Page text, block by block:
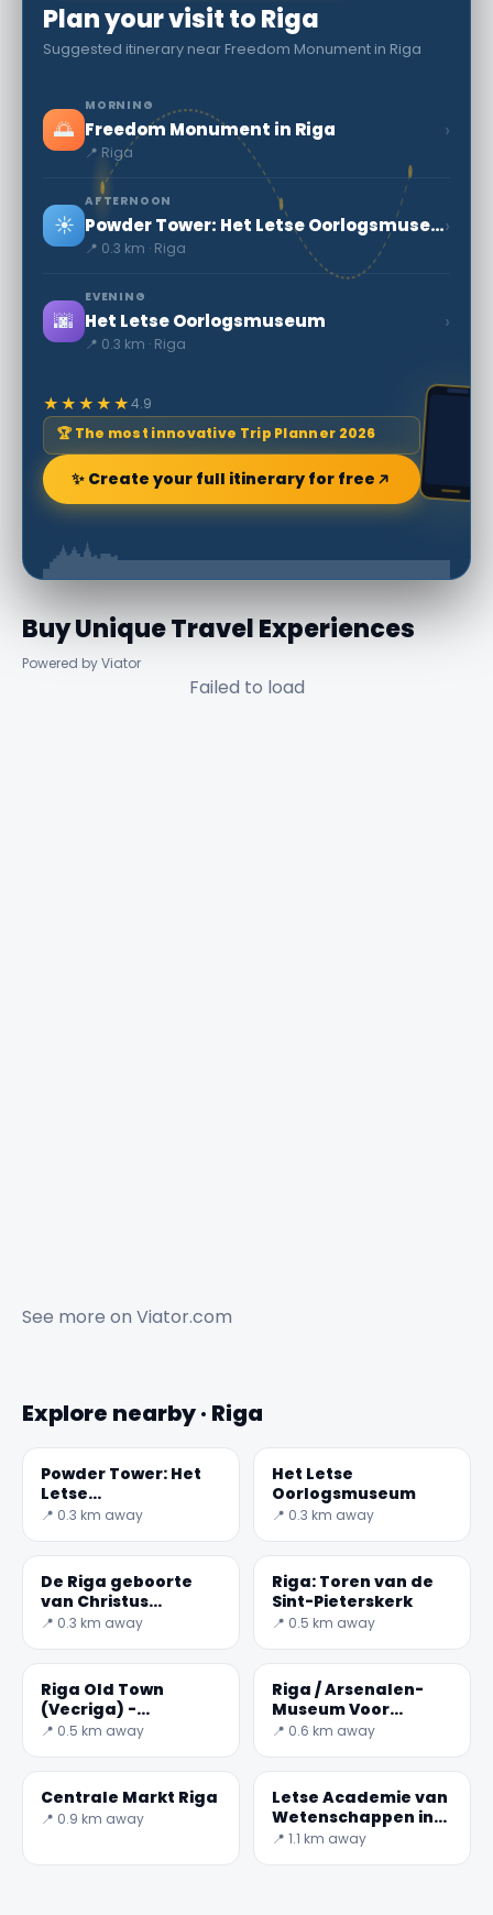
Plan your visit to Riga
Suggested itinerary near Freedom Monument in Riga
🌅
MORNING
Freedom Monument in Riga
📍 Riga
›
☀️
AFTERNOON
Powder Tower: Het Letse Oorlogsmuseum
📍 0.3 km · Riga
›
🌆
EVENING
Het Letse Oorlogsmuseum
📍 0.3 km · Riga
›
★★★★★4.9
🏆 The most innovative Trip Planner 2026
✨ Create your full itinerary for free
Buy Unique Travel Experiences
Powered by Viator
Failed to load
See more on Viator.com
Explore nearby · Riga
Powder Tower: Het
Letse
Oorlogsmuseum
📍 0.3 km away
Het Letse
Oorlogsmuseum
📍 0.3 km away
De Riga geboorte
van Christus
Kathedraal
📍 0.3 km away
Riga: Toren van de
Sint-Pieterskerk
📍 0.5 km away
Riga Old Town
(Vecriga) -
historisch centrum
📍 0.5 km away
Riga / Arsenalen-
Museum Voor
Schone Kunsten
📍 0.6 km away
Centrale Markt Riga
📍 0.9 km away
Letse Academie van
Wetenschappen in
Letland
📍 1.1 km away
✕